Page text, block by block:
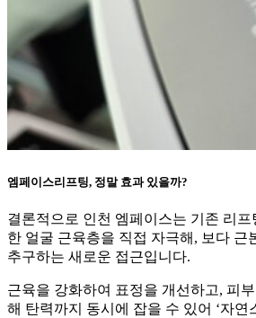
엠페이스리프팅, 정말 효과 있을까?
결론적으로 인천 엠페이스는 기존 리
한 얼굴 근육층을 직접 자극해, 보다 근
추구하는 새로운 접근입니다.
근육을 강화하여 표정을 개선하고, 피
해 탄력까지 동시에 잡을 수 있어 ‘자